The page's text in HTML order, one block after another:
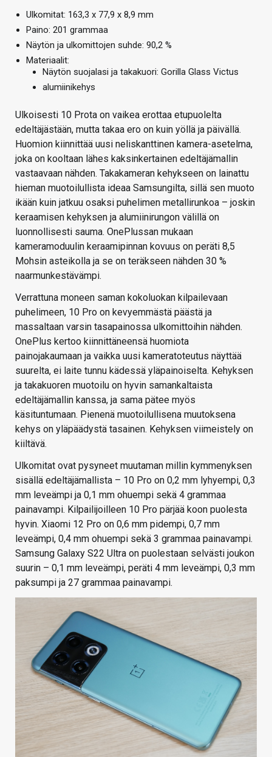
Ulkomitat: 163,3 x 77,9 x 8,9 mm
Paino: 201 grammaa
Näytön ja ulkomittojen suhde: 90,2 %
Materiaalit:
Näytön suojalasi ja takakuori: Gorilla Glass Victus
alumiinikehys
Ulkoisesti 10 Prota on vaikea erottaa etupuolelta
edeltäjästään, mutta takaa ero on kuin yöllä ja päivällä.
Huomion kiinnittää uusi neliskanttinen kamera-asetelma,
joka on kooltaan lähes kaksinkertainen edeltäjämallin
vastaavaan nähden. Takakameran kehykseen on lainattu
hieman muotoilullista ideaa Samsungilta, sillä sen muoto
ikään kuin jatkuu osaksi puhelimen metallirunkoa – joskin
keraamisen kehyksen ja alumiinirungon välillä on
luonnollisesti sauma. OnePlussan mukaan
kameramoduulin keraamipinnan kovuus on peräti 8,5
Mohsin asteikolla ja se on teräkseen nähden 30 %
naarmunkestävämpi.
Verrattuna moneen saman kokoluokan kilpailevaan
puhelimeen, 10 Pro on kevyemmästä päästä ja
massaltaan varsin tasapainossa ulkomittoihin nähden.
OnePlus kertoo kiinnittäneensä huomiota
painojakaumaan ja vaikka uusi kameratoteutus näyttää
suurelta, ei laite tunnu kädessä yläpainoiselta. Kehyksen
ja takakuoren muotoilu on hyvin samankaltaista
edeltäjämallin kanssa, ja sama pätee myös
käsituntumaan. Pienenä muotoilullisena muutoksena
kehys on yläpäädystä tasainen. Kehyksen viimeistely on
kiiltävä.
Ulkomitat ovat pysyneet muutaman millin kymmenyksen
sisällä edeltäjämallista – 10 Pro on 0,2 mm lyhyempi, 0,3
mm leveämpi ja 0,1 mm ohuempi sekä 4 grammaa
painavampi. Kilpailijoilleen 10 Pro pärjää koon puolesta
hyvin. Xiaomi 12 Pro on 0,6 mm pidempi, 0,7 mm
leveämpi, 0,4 mm ohuempi sekä 3 grammaa painavampi.
Samsung Galaxy S22 Ultra on puolestaan selvästi joukon
suurin – 0,1 mm leveämpi, peräti 4 mm leveämpi, 0,3 mm
paksumpi ja 27 grammaa painavampi.